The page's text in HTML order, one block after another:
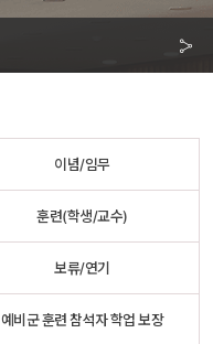
유
이념/임무
훈련(학생/교수)
보류/연기
예비군 훈련 참석자 학업 보장